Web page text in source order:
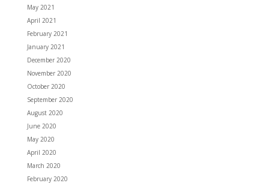
May 2021
April 2021
February 2021
January 2021
December 2020
November 2020
October 2020
September 2020
August 2020
June 2020
May 2020
April 2020
March 2020
February 2020